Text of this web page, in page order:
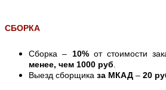
СБОРКА
Сборка – 10%от стоимости
менее, чем 1000 руб
Выезд сборщика за МКАД – 20